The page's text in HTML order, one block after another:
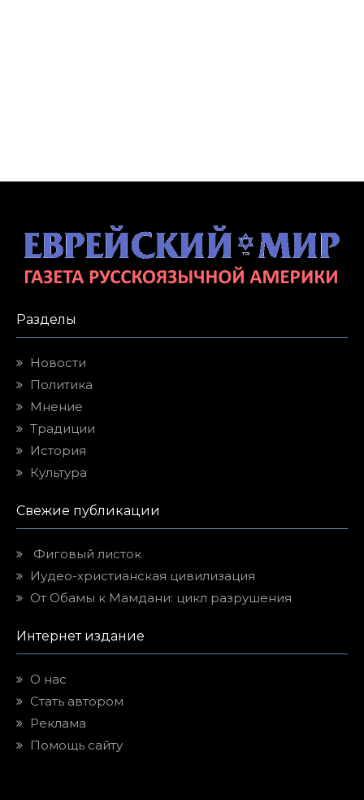
Разделы
Новости
Политика
Мнение
Традиции
История
Культура
Свежие публикации
Фиговый листок
Иудео-христианская цивилизация
От Обамы к Мамдани: цикл разрушения
Интернет издание
О нас
Стать автором
Реклама
Помощь сайту